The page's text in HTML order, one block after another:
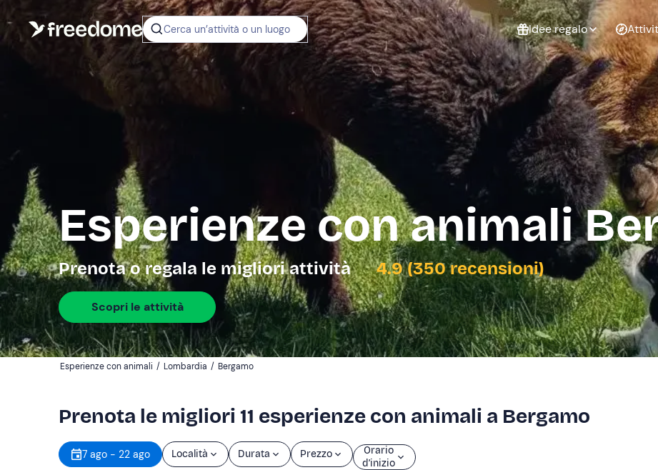
Cerca un’attività o un luogo Idee regalo
Non sai cosa
regalare?
Gift Card Freedome
Un regalo digitale che
lascia la libertà di
scegliere esperienze
outdoor in tutta Italia.
Regala una Gift Card
Esperienze da
regalare
coppia
Laurea
Addio al
celibato
Esperienze con animali
Prenota o regala le migliori attività 4.9 (350 recensioni)
Scopri le attività
Esperienze con animali / Lombardia / Bergamo
Prenota le migliori 11 esperienze con animali a Bergamo
7 ago - 22 ago Località Durata Prezzo
Orario
d’inizio